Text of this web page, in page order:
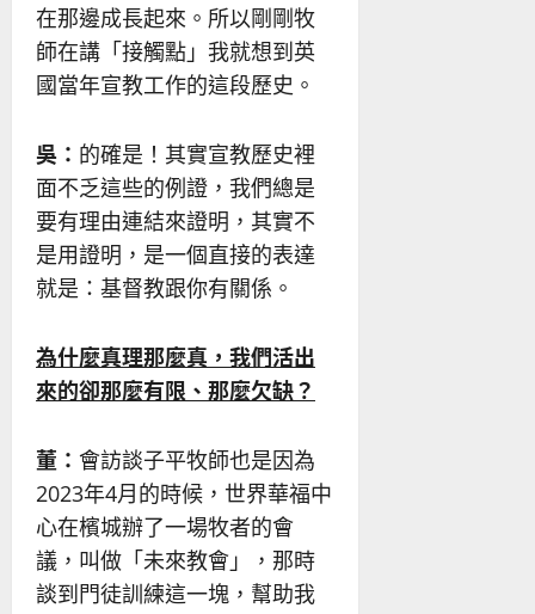
在那邊成長起來。所以剛剛牧
師在講「接觸點」我就想到英
國當年宣教工作的這段歷史。
吳： 的確是！其實宣教歷史裡
面不乏這些的例證，我們總是
要有理由連結來證明，其實不
是用證明，是一個直接的表達
就是：基督教跟你有關係。
為什麼真理那麼真，我們活出
來的卻那麼有限、那麼欠缺？
董： 會訪談子平牧師也是因為
2023年4月的時候，世界華福中
心在檳城辦了一場牧者的會
議，叫做「未來教會」，那時
談到門徒訓練這一塊，幫助我